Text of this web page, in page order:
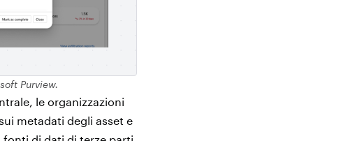
Purview.
le organizzazioni
metadati degli asset e